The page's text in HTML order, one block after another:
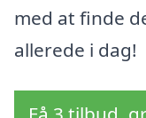
med at finde
allerede i dag!